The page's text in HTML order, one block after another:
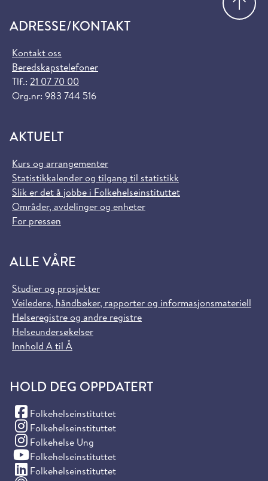
ADRESSE/KONTAKT
Kontakt oss
Beredskapstelefoner
Tlf.: 21 07 70 00
Org.nr: 983 744 516
AKTUELT
Kurs og arrangementer
Statistikkalender og tilgang til statistikk
Slik er det å jobbe i Folkehelseinstituttet
Områder, avdelinger og enheter
For pressen
ALLE VÅRE
Studier og prosjekter
Veiledere, håndbøker, rapporter og informasjonsmateriell
Helseregistre og andre registre
Helseundersøkelser
Innhold A til Å
HOLD DEG OPPDATERT
Folkehelseinstituttet
(Facebook)
Folkehelseinstituttet
(Instagram)
Folkehelse Ung
(Instagram)
Folkehelseinstituttet
(YouTube)
Folkehelseinstituttet
(LinkedIn)